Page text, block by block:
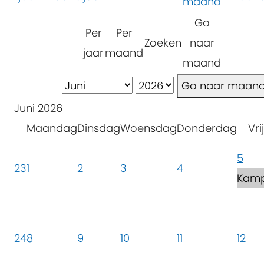
Per
jaar
Per
maand
Zoeken
Ga
naar
maand
Ga naar
Juni 2026
MaandagDinsdagWoensdagDonderdag
231 2 3 4
5
248 9 10 11 12